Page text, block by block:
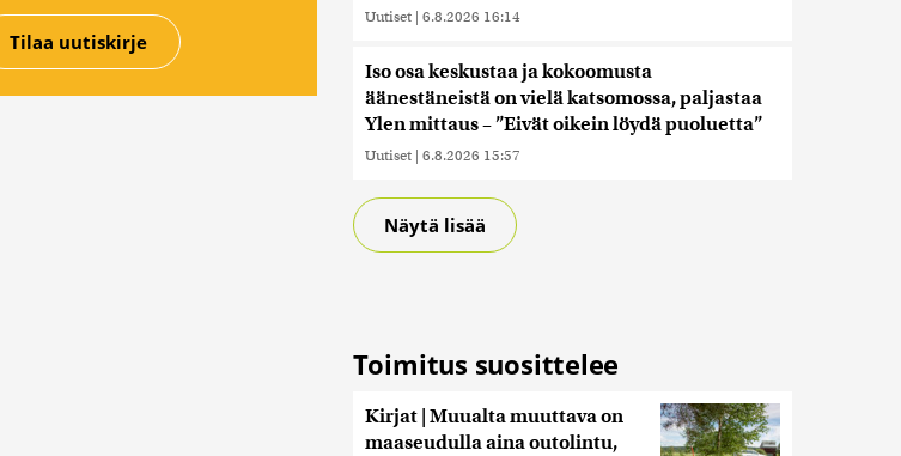
Uutiset | 6.8.2026 16:14
Iso osa keskustaa ja kokoomusta
äänestäneistä on vielä katsomossa, paljastaa
Ylen mittaus – ”Eivät oikein löydä puoluetta”
Uutiset | 6.8.2026 15:57
Näytä lisää
Toimitus suosittelee
Kirjat | Muualta muuttava on
maaseudulla aina outolintu,